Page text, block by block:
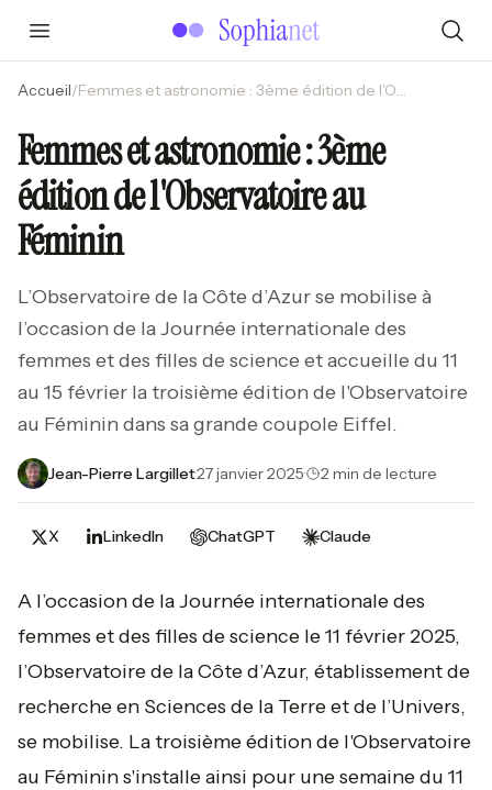
Accueil/ Femmes et astronomie : 3ème édition de l'Observatoire au Féminin
Femmes et astronomie : 3ème
édition de l'Observatoire au
Féminin
L’Observatoire de la Côte d’Azur se mobilise à
l’occasion de la Journée internationale des
femmes et des filles de science et accueille du 11
au 15 février la troisième édition de l'Observatoire
au Féminin dans sa grande coupole Eiffel.
Jean-Pierre Largillet·27 janvier 2025· 2 min de lecture
X LinkedIn ChatGPT Claude
A l’occasion de la Journée internationale des
femmes et des filles de science le 11 février 2025,
l’Observatoire de la Côte d’Azur, établissement de
recherche en Sciences de la Terre et de l’Univers,
se mobilise. La troisième édition de l'Observatoire
au Féminin s'installe ainsi pour une semaine du 11